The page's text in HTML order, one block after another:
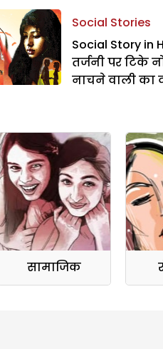
Social Stories
Social Story in
तर्जनी पर टिके
नाचने वाली का
सामाजिक